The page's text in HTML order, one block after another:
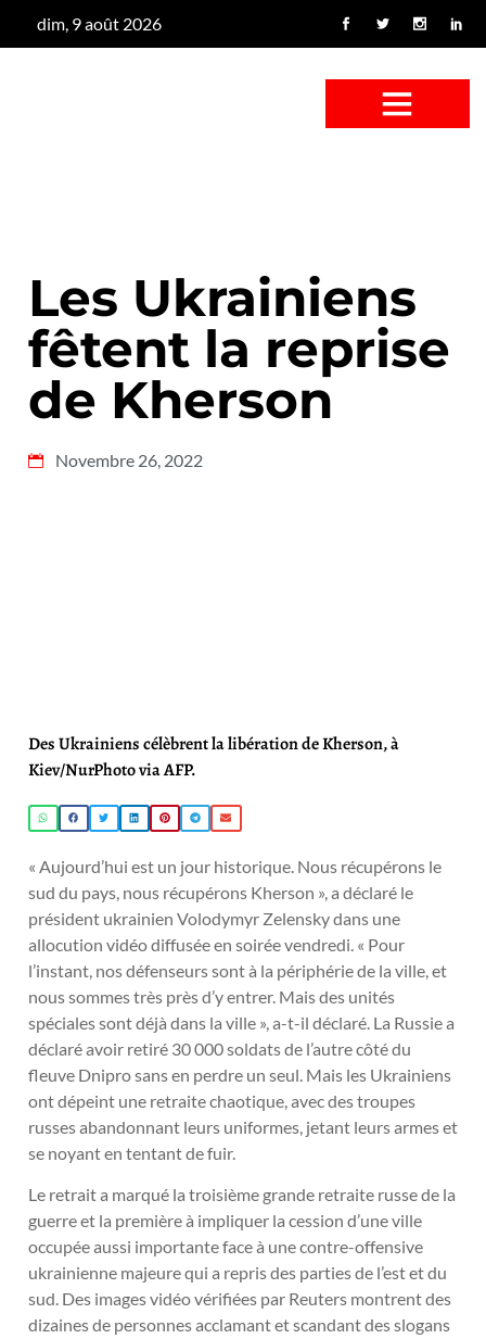
dim, 9 août 2026
Les Ukrainiens
fêtent la reprise
de Kherson
Novembre 26, 2022
Des Ukrainiens célèbrent la libération de Kherson, à
Kiev/NurPhoto via AFP.
« Aujourd’hui est un jour historique. Nous récupérons le
sud du pays, nous récupérons Kherson », a déclaré le
président ukrainien Volodymyr Zelensky dans une
allocution vidéo diffusée en soirée vendredi. « Pour
l’instant, nos défenseurs sont à la périphérie de la ville, et
nous sommes très près d’y entrer. Mais des unités
spéciales sont déjà dans la ville », a-t-il déclaré. La Russie a
déclaré avoir retiré 30 000 soldats de l’autre côté du
fleuve Dnipro sans en perdre un seul. Mais les Ukrainiens
ont dépeint une retraite chaotique, avec des troupes
russes abandonnant leurs uniformes, jetant leurs armes et
se noyant en tentant de fuir.
Le retrait a marqué la troisième grande retraite russe de la
guerre et la première à impliquer la cession d’une ville
occupée aussi importante face à une contre-offensive
ukrainienne majeure qui a repris des parties de l’est et du
sud. Des images vidéo vérifiées par Reuters montrent des
dizaines de personnes acclamant et scandant des slogans